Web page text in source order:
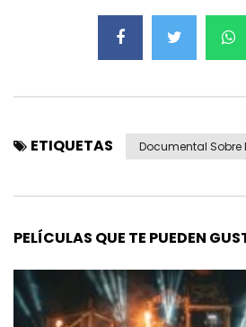
ETIQUETAS Documental Sobre
PELÍCULAS QUE TE PUEDEN